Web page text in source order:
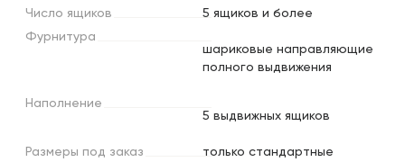
Число ящиков
5 ящиков и более
Фурнитура
шариковые направляющие
полного выдвижения
Наполнение
5 выдвижных ящиков
Размеры под заказ
только стандартные